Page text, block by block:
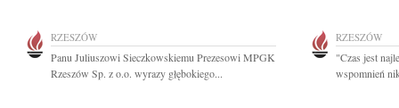
RZESZÓW
Panu Juliuszowi Sieczkowskiemu Prezesowi MPGK
Rzeszów Sp. z o.o. wyrazy głębokiego...
RZESZÓW
"Czas jest
wspomnień